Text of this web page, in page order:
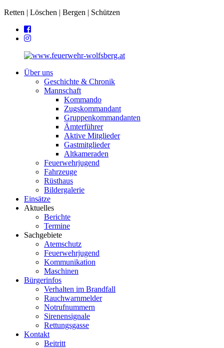
Retten | Löschen | Bergen | Schützen
Über uns
Geschichte & Chronik
Mannschaft
Kommando
Zugskommandant
Gruppenkommandanten
Ämterführer
Aktive Mitglieder
Gastmitglieder
Altkameraden
Feuerwehrjugend
Fahrzeuge
Rüsthaus
Bildergalerie
Einsätze
Aktuelles
Berichte
Termine
Sachgebiete
Atemschutz
Feuerwehrjugend
Kommunikation
Maschinen
Bürgerinfos
Verhalten im Brandfall
Rauchwarnmelder
Notrufnummern
Sirenensignale
Rettungsgasse
Kontakt
Beitritt